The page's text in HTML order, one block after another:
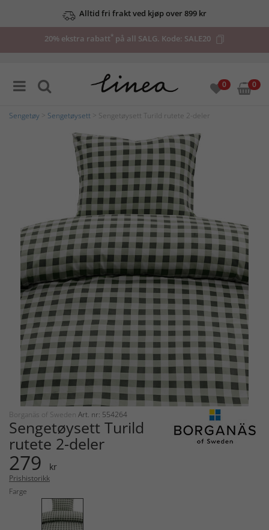
Alltid fri frakt ved kjøp over 899 kr
20% ekstra rabatt* på all SALG. Kode: SALE20
0 0
Sengetøy Sengetøysett > Sengetøysett Turild rutete 2-deler
Borganäs of Sweden Art. nr: 554264
Sengetøysett Turild
rutete 2-deler
279 kr
Prishistorikk
Farge